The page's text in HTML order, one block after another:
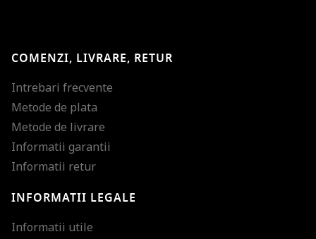
COMENZI, LIVRARE, RETUR
Intrebari frecvente
Metode de plata
Metode de livrare
Informatii garantii
Informatii retur
INFORMATII LEGALE
Informatii utile